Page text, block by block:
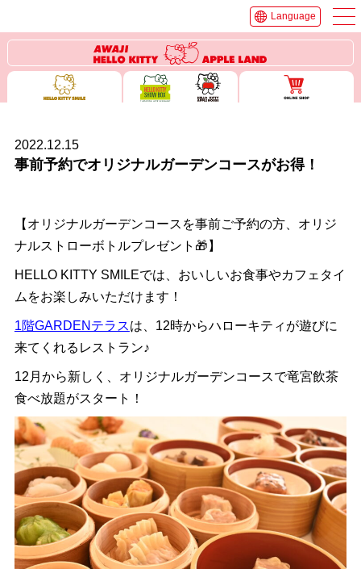
Language
2022.12.15
事前予約でオリジナルガーデンコースがお得！
【オリジナルガーデンコースを事前ご予約の方、オリジ
ナルストローボトルプレゼント🎁】
HELLO KITTY SMILEでは、おいしいお食事やカフェタイ
ムをお楽しみいただけます！
1階GARDENテラスは、12時からハローキティが遊びに
来てくれるレストラン♪
12月から新しく、オリジナルガーデンコースで竜宮飲茶
食べ放題がスタート！